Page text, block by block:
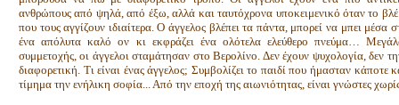
ανθρώπους από ψηλά, από έξω, αλλά και ταυτόχρονα υποκειμενικό όταν το
που τους αγγίζουν ιδιαίτερα. Ο άγγελος βλέπει τα πάντα, μπορεί να μπει μέσα
ένα απόλυτα καλό ον κι εκφράζει ένα ολότελα ελεύθερο πνεύμα…
συμμετοχής, οι άγγελοι σταμάτησαν στο Βερολίνο. Δεν έχουν ψυχολογία, δεν
διαφορετική. Τι είναι ένας άγγελος; Συμβολίζει το παιδί που ήμασταν
τίμημα την ενήλικη σοφία... Από την εποχή της αιωνιότητας, είναι γνώστες